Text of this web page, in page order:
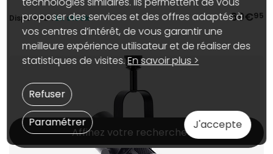
69€95
Dispo web :En stock
Affinez votre recherche
proposer des services et des offres adaptés à
vos centres d’intérêt, de vous garantir une
meilleure expérience utilisateur et de réaliser des
statistiques de visites.En savoir plus >
J'accepte
Paramétrer
Refuser